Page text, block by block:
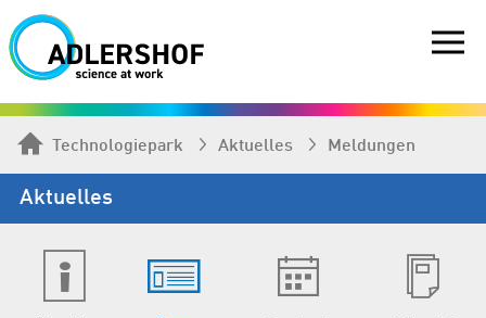
Technologiepark Aktuelles Meldungen
Aktuelles